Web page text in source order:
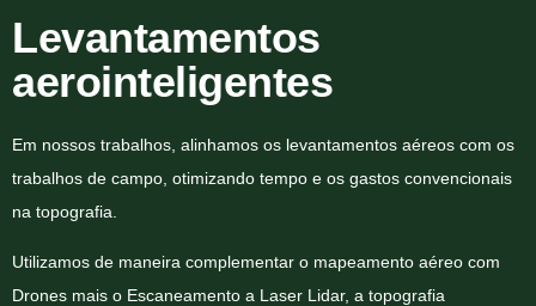
Levantamentos
aerointeligentes
Em nossos trabalhos, alinhamos os levantamentos aéreos com os
trabalhos de campo, otimizando tempo e os gastos convencionais
na topografia.
Utilizamos de maneira complementar o mapeamento aéreo com
Drones mais o Escaneamento a Laser Lidar, a topografia